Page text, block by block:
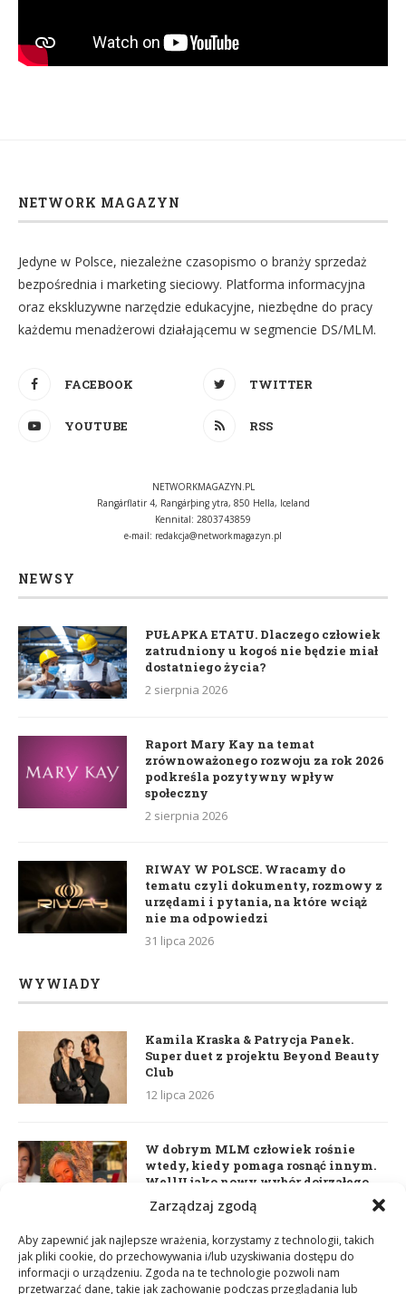
Zarządzaj zgodą
Aby zapewnić jak najlepsze wrażenia, korzystamy z technologii, takich
jak pliki cookie, do przechowywania i/lub uzyskiwania dostępu do
informacji o urządzeniu. Zgoda na te technologie pozwoli nam
przetwarzać dane, takie jak zachowanie podczas przeglądania lub
NETWORK MAGAZYN
Jedyne w Polsce, niezależne czasopismo o branży sprzedaż
bezpośrednia i marketing sieciowy. Platforma informacyjna
oraz ekskluzywne narzędzie edukacyjne, niezbędne do pracy
każdemu menadżerowi działającemu w segmencie DS/MLM.
FACEBOOK TWITTER
YOUTUBE RSS
NETWORKMAGAZYN.PL
Rangárflatir 4, Rangárþing ytra, 850 Hella, Iceland
Kennital: 2803743859
e-mail: redakcja@networkmagazyn.pl
NEWSY
PUŁAPKA ETATU. Dlaczego człowiek
zatrudniony u kogoś nie będzie miał
dostatniego życia?
2 sierpnia 2026
Raport Mary Kay na temat
zrównoważonego rozwoju za rok 2026
podkreśla pozytywny wpływ
społeczny
2 sierpnia 2026
RIWAY W POLSCE. Wracamy do
tematu czyli dokumenty, rozmowy z
urzędami i pytania, na które wciąż
nie ma odpowiedzi
31 lipca 2026
WYWIADY
Kamila Kraska & Patrycja Panek.
Super duet z projektu Beyond Beauty
Club
12 lipca 2026
W dobrym MLM człowiek rośnie
wtedy, kiedy pomaga rosnąć innym.
WellU jako nowy wybór dojrzałego
lidera
Daria Dudzik. Kocham Cię